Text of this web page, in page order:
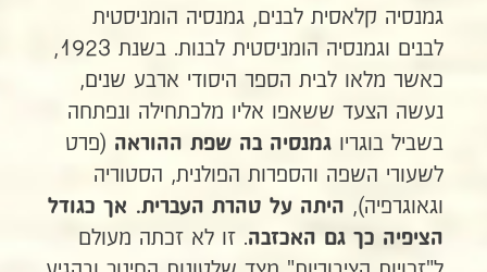
גמנסיה קלאסית לבנים, גמנסיה הומניסטית
לבנים וגמנסיה הומניסטית לבנות. בשנת 1923,
כאשר מלאו לבית הספר היסודי ארבע שנים,
נעשה הצעד ששאפו אליו מלכתחילה ונפתחה
בשביל בוגריו גמנסיה בה שפת ההוראה (פרט
לשעורי השפה והספרות הפולנית, הסטוריה
וגאוגרפיה), היתה על טהרת העברית. אך כגודל
הציפיה כך גם האכזבה. זו לא זכתה מעולם